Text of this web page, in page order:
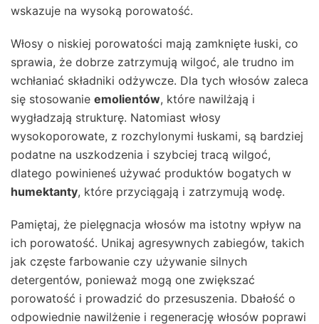
wskazuje na wysoką porowatość.
Włosy o niskiej porowatości mają zamknięte łuski, co
sprawia, że dobrze zatrzymują wilgoć, ale trudno im
wchłaniać składniki odżywcze. Dla tych włosów zaleca
się stosowanie emolientów, które nawilżają i
wygładzają strukturę. Natomiast włosy
wysokoporowate, z rozchylonymi łuskami, są bardziej
podatne na uszkodzenia i szybciej tracą wilgoć,
dlatego powinieneś używać produktów bogatych w
humektanty, które przyciągają i zatrzymują wodę.
Pamiętaj, że pielęgnacja włosów ma istotny wpływ na
ich porowatość. Unikaj agresywnych zabiegów, takich
jak częste farbowanie czy używanie silnych
detergentów, ponieważ mogą one zwiększać
porowatość i prowadzić do przesuszenia. Dbałość o
odpowiednie nawilżenie i regenerację włosów poprawi